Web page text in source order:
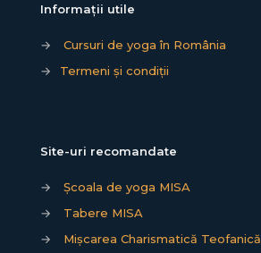
Informații utile
→
Cursuri de yoga în România
→
Termeni și condiții
Site-uri recomandate
→
Școala de yoga MISA
→
Tabere MISA
→
Mișcarea Charismatică Teofanică